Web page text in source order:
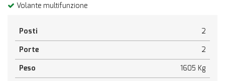
Volante multifunzione
Posti
2
Porte
2
Peso
1605 Kg